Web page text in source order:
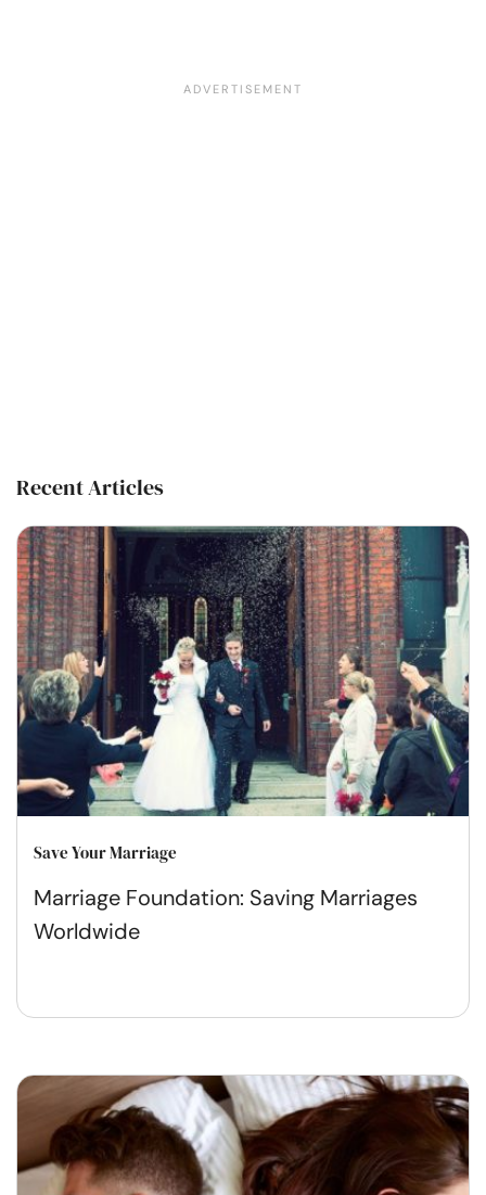
Recent Articles
Save Your Marriage
Marriage Foundation: Saving Marriages
Worldwide